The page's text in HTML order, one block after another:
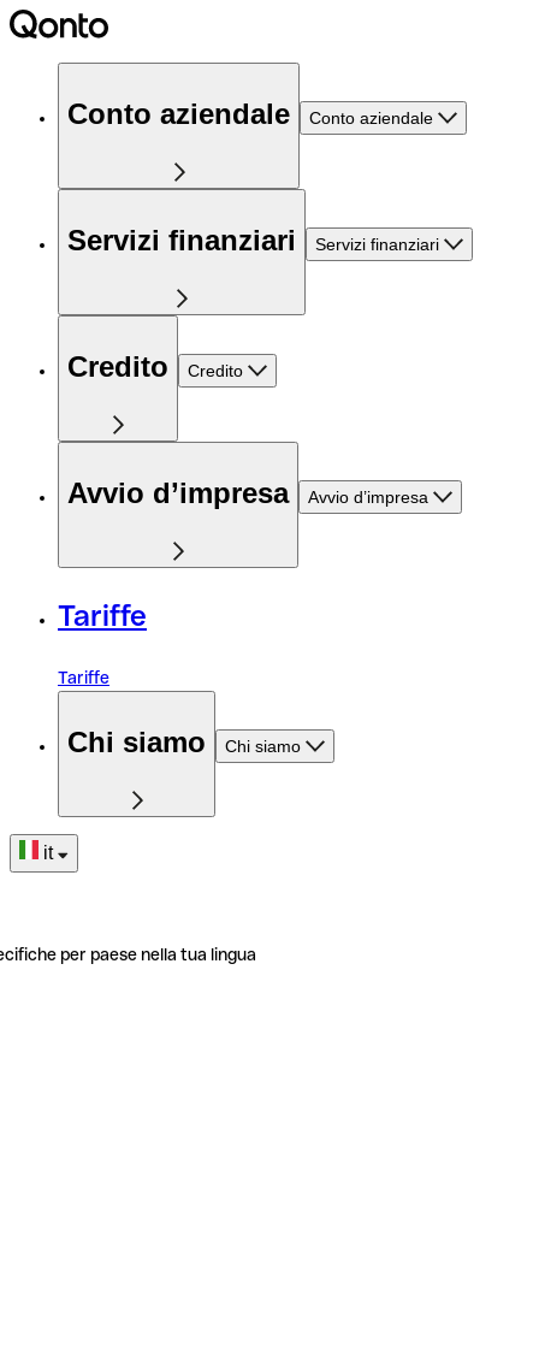
Conto aziendale Conto aziendale
Servizi finanziari Servizi finanziari
Credito Credito
Avvio d’impresa Avvio d’impresa
Tariffe
Tariffe
Chi siamo Chi siamo
it
per paese nella tua lingua